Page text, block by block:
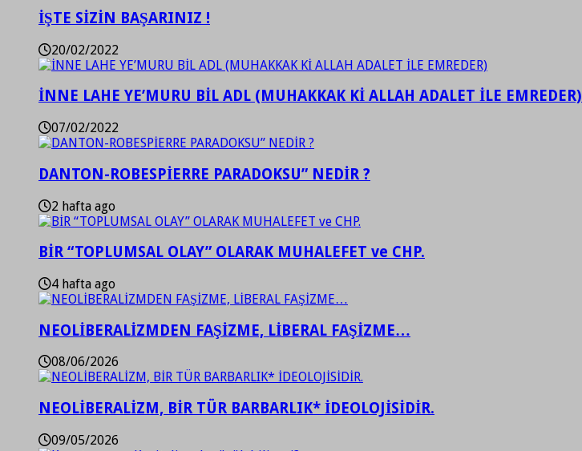
İŞTE SİZİN BAŞARINIZ !
20/02/2022
İNNE LAHE YE’MURU BİL ADL (MUHAKKAK Kİ ALLAH ADALET İLE EMREDER)
07/02/2022
DANTON-ROBESPİERRE PARADOKSU” NEDİR ?
2 hafta ago
BİR “TOPLUMSAL OLAY” OLARAK MUHALEFET ve CHP.
4 hafta ago
NEOLİBERALİZMDEN FAŞİZME, LİBERAL FAŞİZME…
08/06/2026
NEOLİBERALİZM, BİR TÜR BARBARLIK* İDEOLOJİSİDİR.
09/05/2026